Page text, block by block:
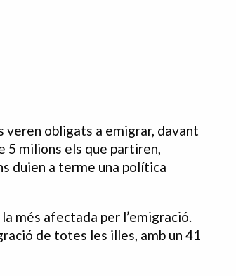
veren obligats a emigrar, davant
5 milions els que partiren,
duien a terme una política
més afectada per l’emigració.
de totes les illes, amb un 41